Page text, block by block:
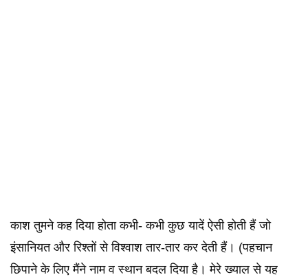
काश तुमने कह दिया होता कभी- कभी कुछ यादें ऐसी होती हैं जो
इंसानियत और रिश्तों से विश्वाश तार-तार कर देती हैं। (पहचान
छिपाने के लिए मैंने नाम व स्थान बदल दिया है। मेरे ख्याल से यह